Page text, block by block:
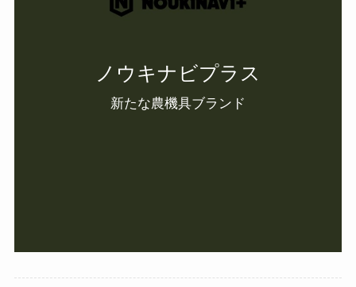
ノウキナビプラス
新たな農機具ブランド